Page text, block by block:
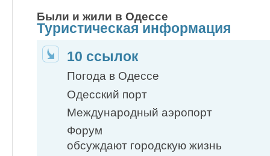
Были и жили в Одессе
Туристическая информация
10 ссылок
Погода в Одессе
Одесский порт
Международный аэропорт
Форум
обсуждают городскую жизнь